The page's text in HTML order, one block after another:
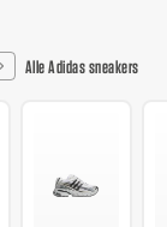
Alle Adidas sneakers